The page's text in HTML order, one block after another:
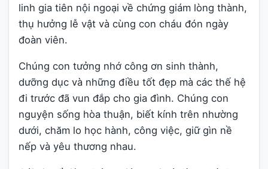
linh gia tiên nội ngoại về chứng giám lòng thành,
thụ hưởng lễ vật và cùng con cháu đón ngày
đoàn viên.
Chúng con tưởng nhớ công ơn sinh thành,
dưỡng dục và những điều tốt đẹp mà các thế hệ
đi trước đã vun đắp cho gia đình. Chúng con
nguyện sống hòa thuận, biết kính trên nhường
dưới, chăm lo học hành, công việc, giữ gìn nề
nếp và yêu thương nhau.